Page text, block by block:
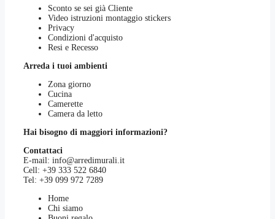
Sconto se sei già Cliente
Video istruzioni montaggio stickers
Privacy
Condizioni d'acquisto
Resi e Recesso
Arreda i tuoi ambienti
Zona giorno
Cucina
Camerette
Camera da letto
Hai bisogno di maggiori informazioni?
Contattaci
E-mail: info@arredimurali.it
Cell: +39 333 522 6840
Tel: +39 099 972 7289
Home
Chi siamo